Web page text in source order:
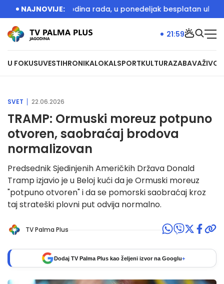
NAJNOVIJE:
20 godina rada, u ponedeljak besplatan ulaz
U FOKUSUVESTIHRONIKALOKALSPORTKULTURAZABAVAŽIVOT
21:59
SVET 22.06.2026
TRAMP: Ormuski moreuz potpuno
otvoren, saobraćaj brodova
normalizovan
Predsednik Sjedinjenih Američkih Država Donald
Tramp izjavio je u Beloj kući da je Ormuski moreuz
"potpuno otvoren" i da se pomorski saobraćaj kroz
taj strateški plovni put odvija normalno.
TV Palma Plus
Dodaj TV Palma Plus kao željeni izvor na Googlu+